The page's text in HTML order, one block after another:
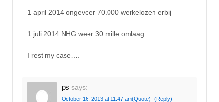
1 april 2014 ongeveer 70.000 werkelozen erbij
1 juli 2014 NHG weer 30 mille omlaag
I rest my case….
ps says:
October 16, 2013 at 11:47 am(Quote) (Reply)